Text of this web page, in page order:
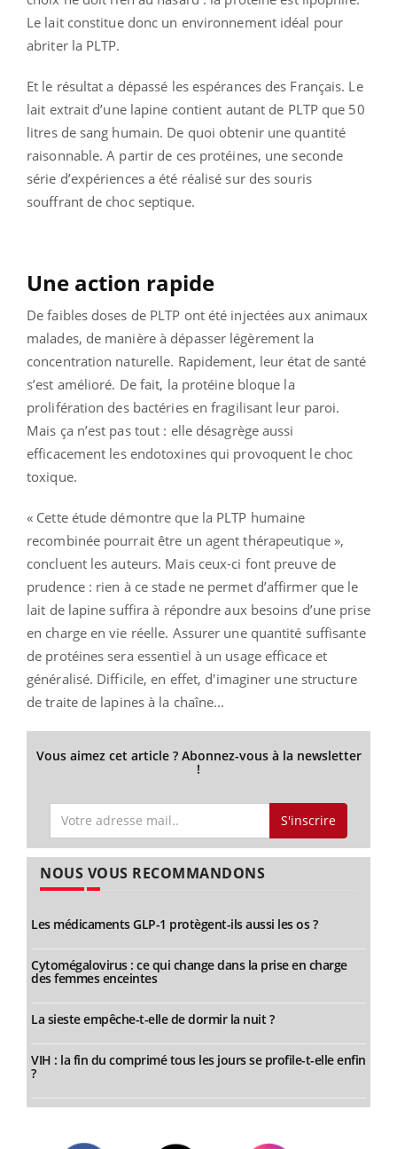
Le lait constitue donc un environnement idéal pour
abriter la PLTP.
Et le résultat a dépassé les espérances des Français. Le
lait extrait d’une lapine contient autant de PLTP que 50
litres de sang humain. De quoi obtenir une quantité
raisonnable. A partir de ces protéines, une seconde
série d’expériences a été réalisé sur des souris
souffrant de choc septique.
Une action rapide
De faibles doses de PLTP ont été injectées aux animaux
malades, de manière à dépasser légèrement la
concentration naturelle. Rapidement, leur état de santé
s’est amélioré. De fait, la protéine bloque la
prolifération des bactéries en fragilisant leur paroi.
Mais ça n’est pas tout : elle désagrège aussi
efficacement les endotoxines qui provoquent le choc
toxique.
« Cette étude démontre que la PLTP humaine
recombinée pourrait être un agent thérapeutique »,
concluent les auteurs. Mais ceux-ci font preuve de
prudence : rien à ce stade ne permet d’affirmer que le
lait de lapine suffira à répondre aux besoins d’une prise
en charge en vie réelle. Assurer une quantité suffisante
de protéines sera essentiel à un usage efficace et
généralisé. Difficile, en effet, d'imaginer une structure
de traite de lapines à la chaîne...
Vous aimez cet article ? Abonnez-vous à la newsletter
!
S'inscrire
NOUS VOUS RECOMMANDONS
Les médicaments GLP-1 protègent-ils aussi les os ?
Cytomégalovirus : ce qui change dans la prise en charge
des femmes enceintes
La sieste empêche-t-elle de dormir la nuit ?
VIH : la fin du comprimé tous les jours se profile-t-elle enfin
?